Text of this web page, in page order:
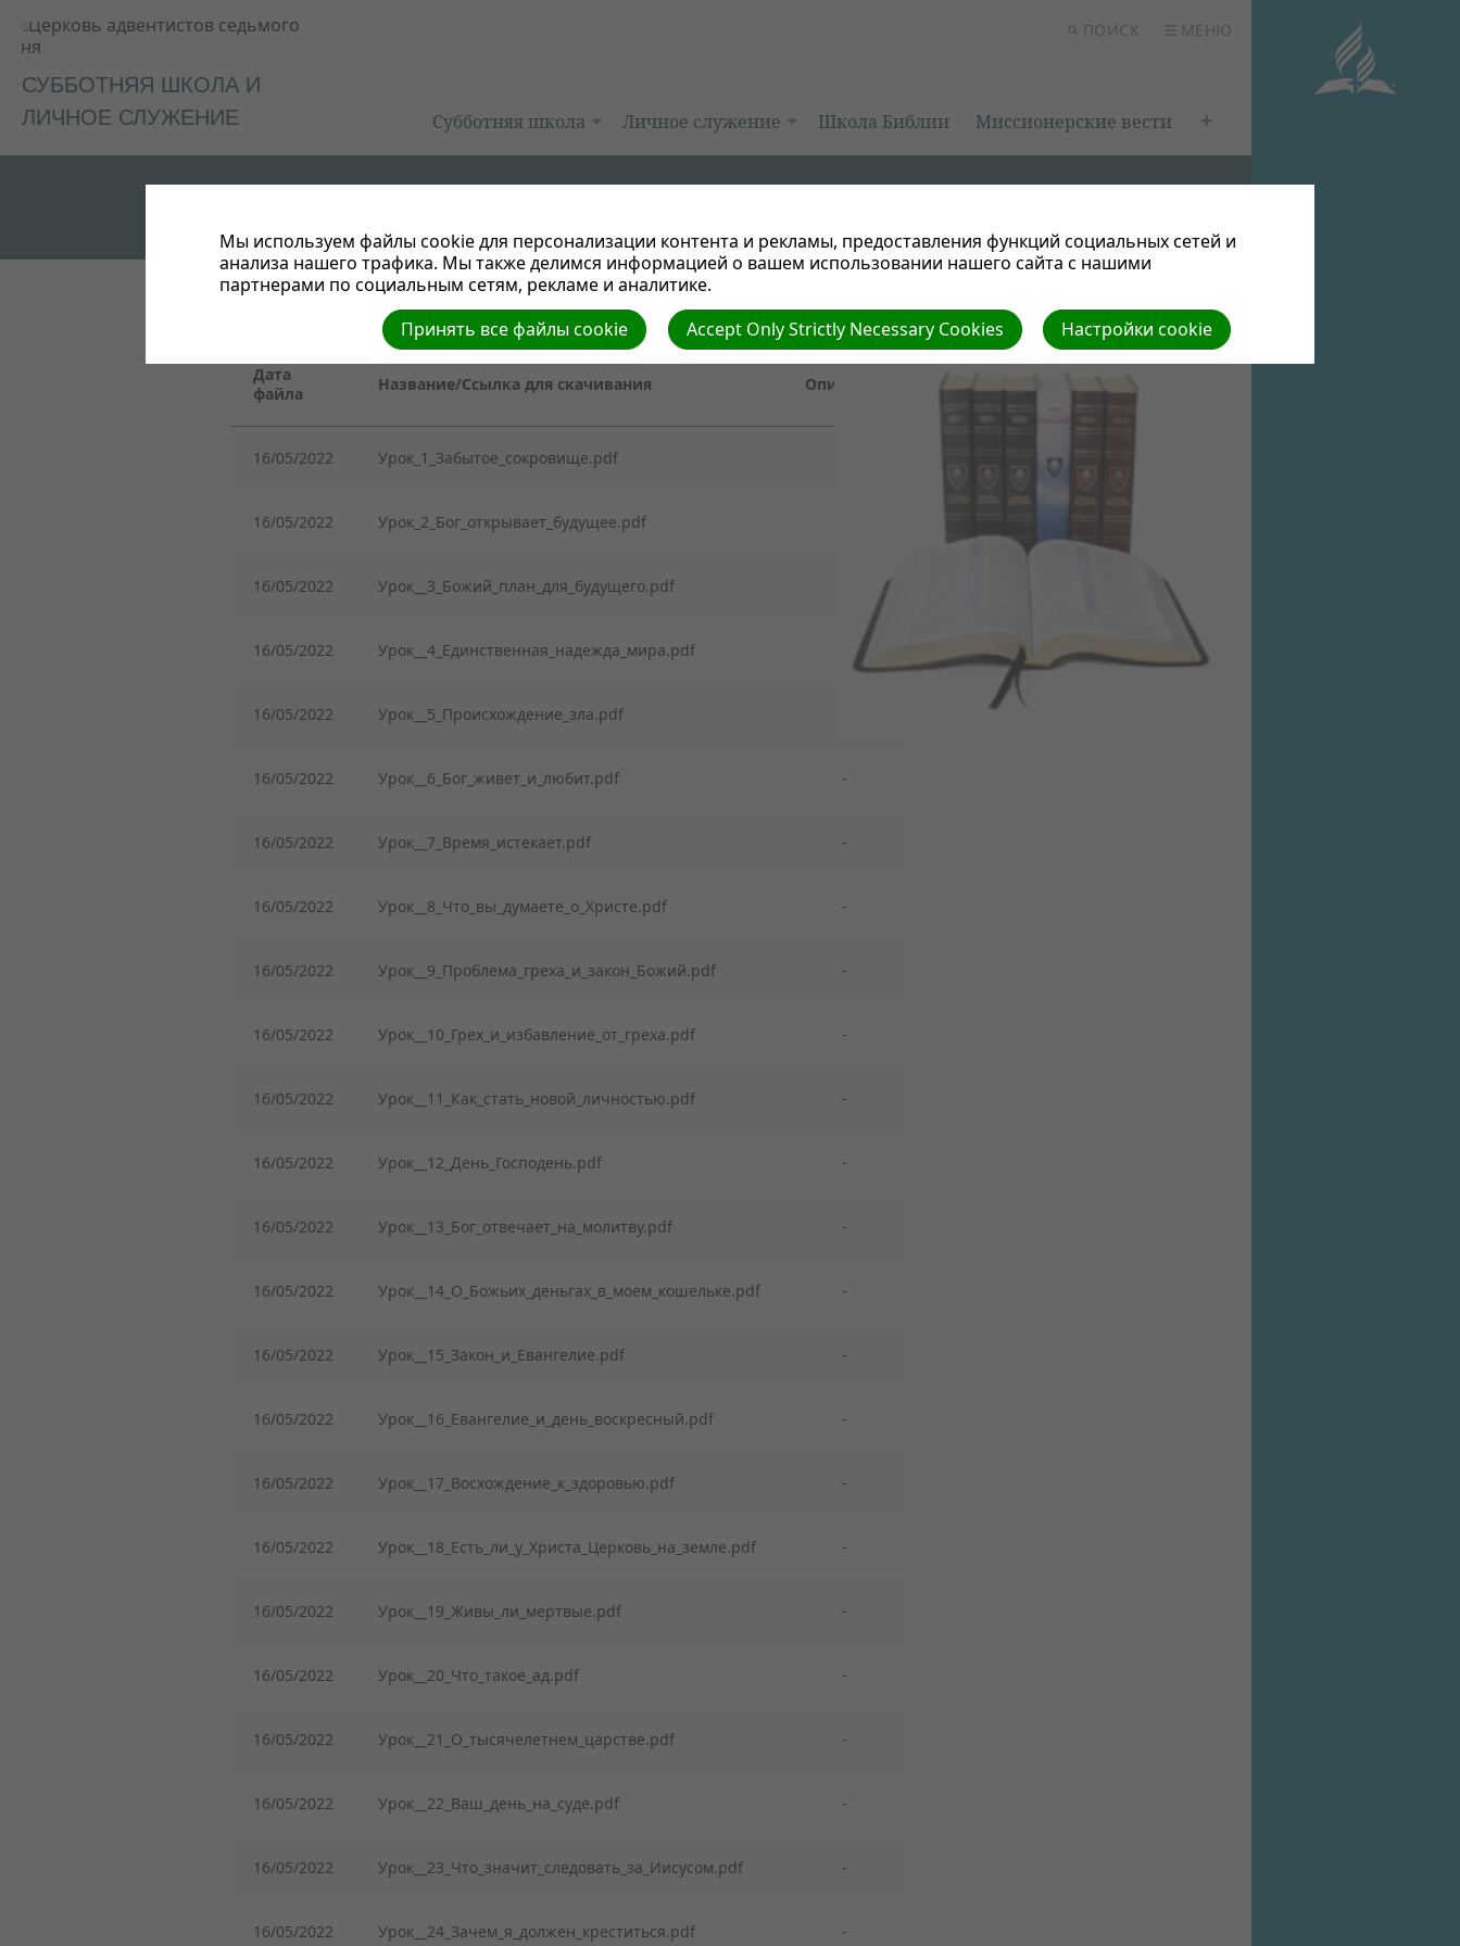
ПОИСК МЕНЮ
СУББОТНЯЯ ШКОЛА И
ЛИЧНОЕ СЛУЖЕНИЕ
Субботняя школа Личное служение Школа Библии Миссионерские вести
Так говорит Библия (24 урока)
Дата
файла
Название/Ссылка для скачивания Описание
16/05/2022 Урок_1_Забытое_сокровище.pdf
16/05/2022 Урок_2_Бог_открывает_будущее.pdf
16/05/2022 Урок__3_Божий_план_для_будущего.pdf
16/05/2022 Урок__4_Единственная_надежда_мира.pdf
16/05/2022 Урок__5_Происхождение_зла.pdf
16/05/2022 Урок__6_Бог_живет_и_любит.pdf -
16/05/2022 Урок__7_Время_истекает.pdf -
16/05/2022 Урок__8_Что_вы_думаете_о_Христе.pdf -
16/05/2022 Урок__9_Проблема_греха_и_закон_Божий.pdf -
16/05/2022 Урок__10_Грех_и_избавление_от_греха.pdf -
16/05/2022 Урок__11_Как_стать_новой_личностью.pdf -
16/05/2022 Урок__12_День_Господень.pdf -
16/05/2022 Урок__13_Бог_отвечает_на_молитву.pdf -
16/05/2022 Урок__14_О_Божьих_деньгах_в_моем_кошельке.pdf -
16/05/2022 Урок__15_Закон_и_Евангелие.pdf -
16/05/2022 Урок__16_Евангелие_и_день_воскресный.pdf -
16/05/2022 Урок__17_Восхождение_к_здоровью.pdf -
16/05/2022 Урок__18_Есть_ли_у_Христа_Церковь_на_земле.pdf -
16/05/2022 Урок__19_Живы_ли_мертвые.pdf -
16/05/2022 Урок__20_Что_такое_ад.pdf -
16/05/2022 Урок__21_О_тысячелетнем_царстве.pdf -
16/05/2022 Урок__22_Ваш_день_на_суде.pdf -
16/05/2022 Урок__23_Что_значит_следовать_за_Иисусом.pdf -
16/05/2022 Урок__24_Зачем_я_должен_креститься.pdf -
Библейские уроки
Мы используем файлы cookie для персонализации контента и рекламы, предоставления функций социальных сетей и
анализа нашего трафика. Мы также делимся информацией о вашем использовании нашего сайта с нашими
партнерами по социальным сетям, рекламе и аналитике.
Настройки cookie
Accept Only Strictly Necessary Cookies
Принять все файлы cookie